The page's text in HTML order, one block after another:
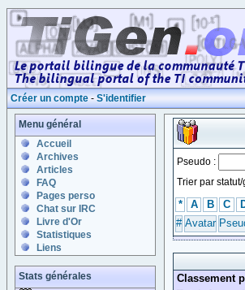
Créer un compte - S'identifier
Menu général
Accueil
Archives
Articles
FAQ
Pages perso
Chat sur IRC
Livre d'Or
Statistiques
Liens
Stats générales
Pseudo :
Trier par statut/
* A B C
# Avatar
Classement